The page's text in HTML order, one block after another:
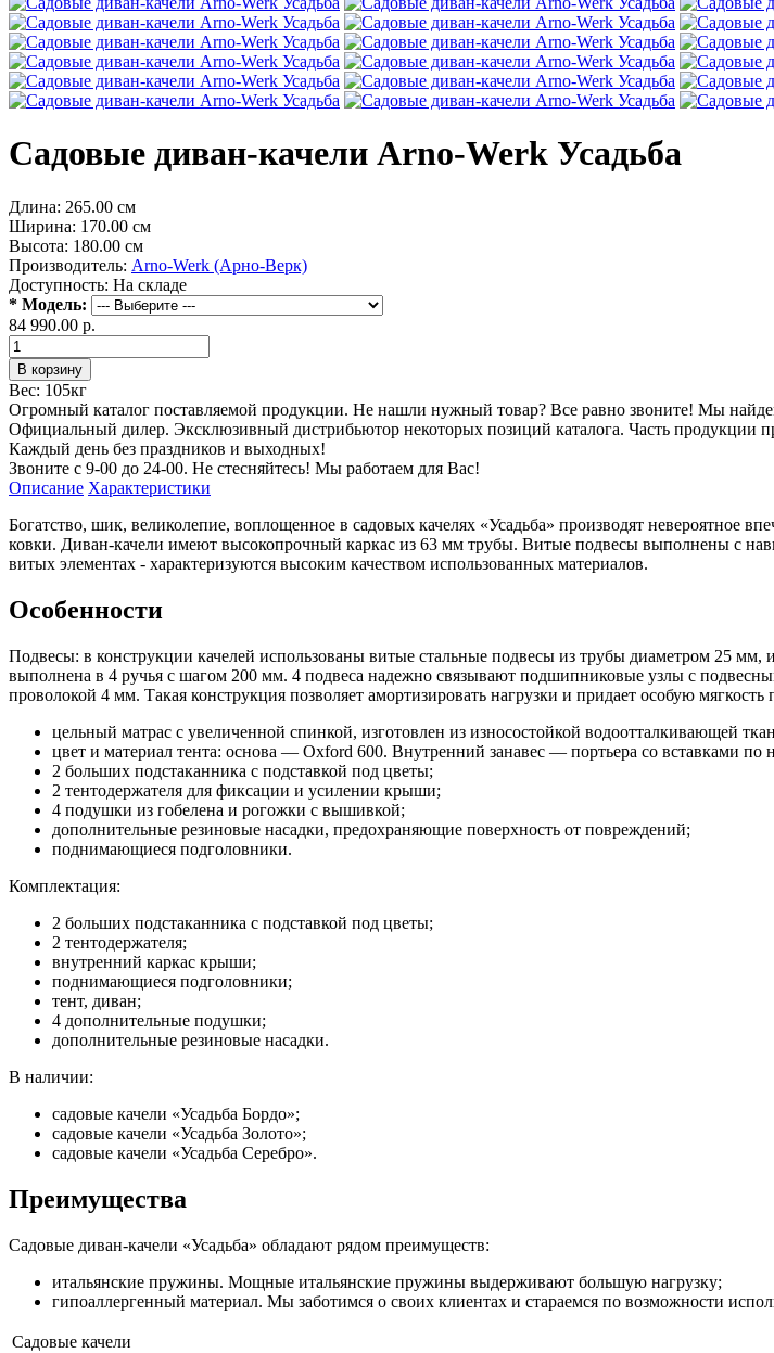
Садовые диван-качели Arno-Werk Усадьба
Длина: 265.00 см
Ширина: 170.00 см
Высота: 180.00 см
Производитель: Arno-Werk (Арно-Верк)
Доступность: На складе
* Модель:
84 990.00 р.
Вес: 105кг
Огромный каталог поставляемой продукции. Не нашли нужный товар? Все равно звоните! Мы
Официальный дилер. Эксклюзивный дистрибьютор некоторых позиций каталога. Часть продукции
Каждый день без праздников и выходных!
Звоните с 9-00 до 24-00. Не стесняйтесь! Мы работаем для Вас!
Описание Характеристики
Богатство, шик, великолепие, воплощенное в садовых качелях «Усадьба» производят невероятное
ковки. Диван-качели имеют высокопрочный каркас из 63 мм трубы. Витые подвесы выполнены с
витых элементах - характеризуются высоким качеством использованных материалов.
Особенности
Подвесы: в конструкции качелей использованы витые стальные подвесы из трубы диаметром 25
выполнена в 4 ручья с шагом 200 мм. 4 подвеса надежно связывают подшипниковые узлы с
проволокой 4 мм. Такая конструкция позволяет амортизировать нагрузки и придает особую
цельный матрас с увеличенной спинкой, изготовлен из износостойкой водоотталкивающей
цвет и материал тента: основа — Oxford 600. Внутренний занавес — портьера со вставками
2 больших подстаканника с подставкой под цветы;
2 тентодержателя для фиксации и усилении крыши;
4 подушки из гобелена и рогожки с вышивкой;
дополнительные резиновые насадки, предохраняющие поверхность от повреждений;
поднимающиеся подголовники.
Комплектация:
2 больших подстаканника с подставкой под цветы;
2 тентодержателя;
внутренний каркас крыши;
поднимающиеся подголовники;
тент, диван;
4 дополнительные подушки;
дополнительные резиновые насадки.
В наличии:
садовые качели «Усадьба Бордо»;
садовые качели «Усадьба Золото»;
садовые качели «Усадьба Серебро».
Преимущества
Садовые диван-качели «Усадьба» обладают рядом преимуществ:
итальянские пружины. Мощные итальянские пружины выдерживают большую нагрузку;
гипоаллергенный материал. Мы заботимся о своих клиентах и стараемся по возможности
Садовые качели